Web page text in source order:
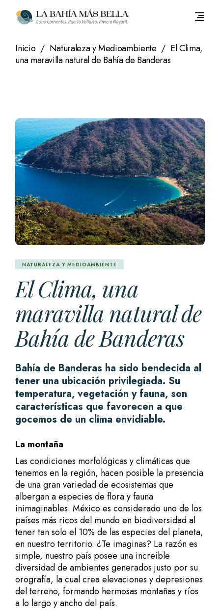
contenido
Inicio Naturaleza y Medioambiente
El Clima,
una maravilla natural de Bahía de Banderas
NATURALEZA Y MEDIOAMBIENTE
El Clima, una
maravilla natural de
Bahía de Banderas
Bahía de Banderas ha sido bendecida al
tener una ubicación privilegiada. Su
temperatura, vegetación y fauna, son
características que favorecen a que
gocemos de un clima envidiable.
La montaña
Las condiciones morfológicas y climáticas que
tenemos en la región, hacen posible la presencia
de una gran variedad de ecosistemas que
albergan a especies de flora y fauna
inimaginables. México es considerado uno de los
países más ricos del mundo en biodiversidad al
tener tan solo el 10% de las especies del planeta,
en nuestro territorio. ¿Te imaginas? La razón es
simple, nuestro país posee una increíble
diversidad de ambientes generados justo por su
orografía, la cual crea elevaciones y depresiones
del terreno, formando hermosas montañas y ríos
a lo largo y ancho del país.